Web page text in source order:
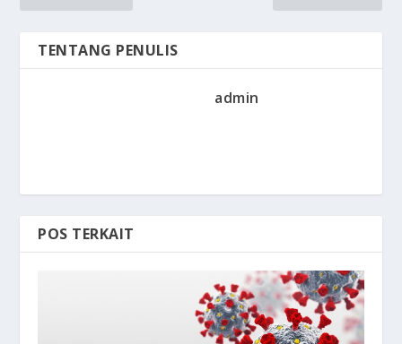
TENTANG PENULIS
admin
POS TERKAIT